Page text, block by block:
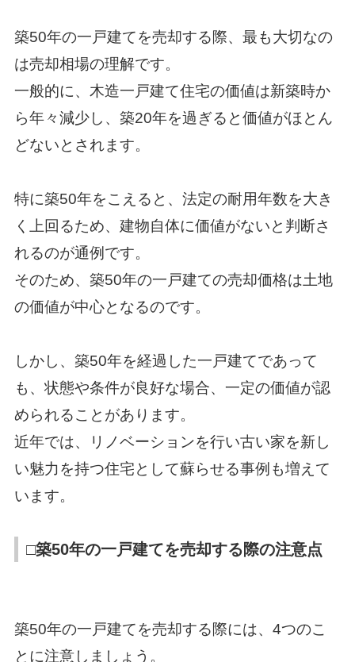
築50年の一戸建てを売却する際、最も大切なの
は売却相場の理解です。
一般的に、木造一戸建て住宅の価値は新築時か
ら年々減少し、築20年を過ぎると価値がほとん
どないとされます。
特に築50年をこえると、法定の耐用年数を大き
く上回るため、建物自体に価値がないと判断さ
れるのが通例です。
そのため、築50年の一戸建ての売却価格は土地
の価値が中心となるのです。
しかし、築50年を経過した一戸建てであって
も、状態や条件が良好な場合、一定の価値が認
められることがあります。
近年では、リノベーションを行い古い家を新し
い魅力を持つ住宅として蘇らせる事例も増えて
います。
□築50年の一戸建てを売却する際の注意点
築50年の一戸建てを売却する際には、4つのこ
とに注意しましょう。